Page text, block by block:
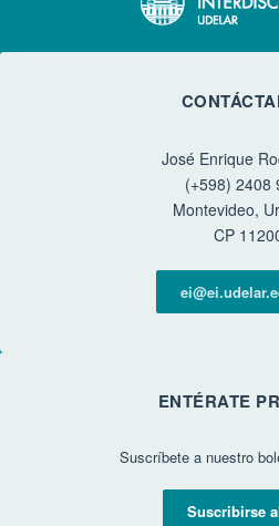
José Enrique
(+598) 2408
Montevideo,
CP
ENTÉRATE
Suscríbete a nuestro
Suscribirse